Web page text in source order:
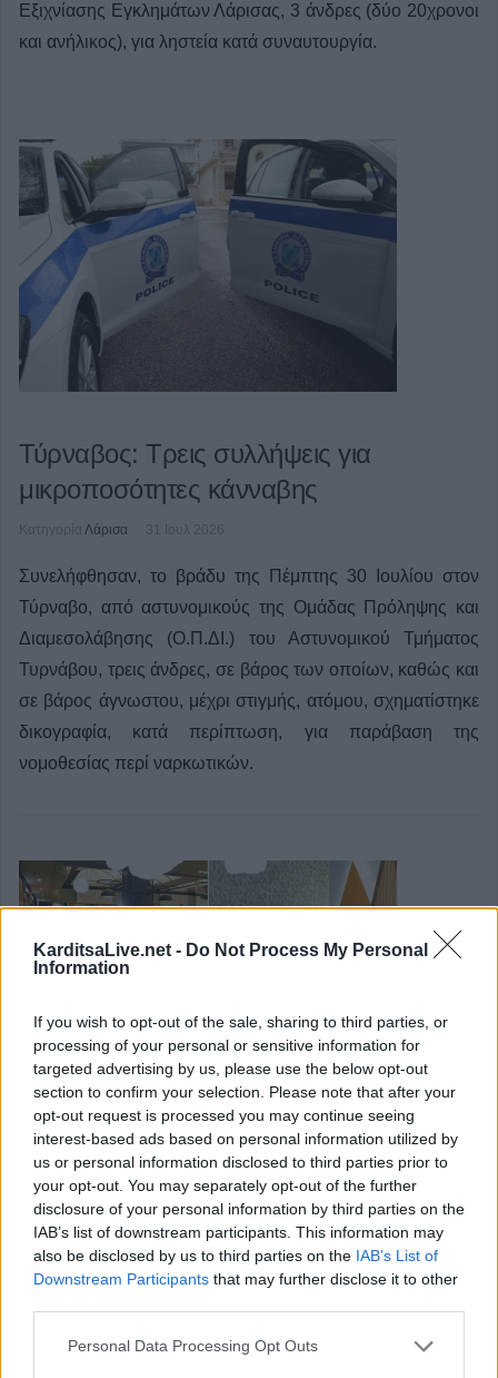
KarditsaLive.net - Do Not Process My Personal
Information
If you wish to opt-out of the sale, sharing to third parties, or
processing of your personal or sensitive information for
targeted advertising by us, please use the below opt-out
section to confirm your selection. Please note that after your
opt-out request is processed you may continue seeing
interest-based ads based on personal information utilized by
us or personal information disclosed to third parties prior to
your opt-out. You may separately opt-out of the further
disclosure of your personal information by third parties on the
IAB’s list of downstream participants. This information may
also be disclosed by us to third parties on the IAB’s List of
Downstream Participants that may further disclose it to other
Personal Data Processing Opt Outs
Εξιχνίασης Εγκλημάτων Λάρισας, 3 άνδρες (δύο 20χρονοι
και ανήλικος), για ληστεία κατά συναυτουργία.
Τύρναβος: Τρεις συλλήψεις για
μικροποσότητες κάνναβης
Κατηγορία Λάρισα 31 Ιουλ 2026
Συνελήφθησαν, το βράδυ της Πέμπτης 30 Ιουλίου στον
Τύρναβο, από αστυνομικούς της Ομάδας Πρόληψης και
Διαμεσολάβησης (Ο.Π.ΔΙ.) του Αστυνομικού Τμήματος
Τυρνάβου, τρεις άνδρες, σε βάρος των οποίων, καθώς και
σε βάρος άγνωστου, μέχρι στιγμής, ατόμου, σχηματίστηκε
δικογραφία, κατά περίπτωση, για παράβαση της
νομοθεσίας περί ναρκωτικών.
Wander Mamas x Fashion City Outlet: Η
μουσικοκινητική συνεχίζεται με ακόμη
μία ξεχωριστή συνάντηση
Κατηγορία Ανακοινώσεις 31 Ιουλ 2026
Με χαμόγελα, μουσική και όμορφες στιγμές σύνδεσης
πραγματοποιήθηκε τηνΤρίτη 21 Ιουλίου
η πρώτη